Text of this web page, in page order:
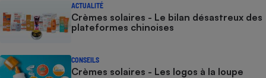
ACTUALITÉ
Crèmes solaires - Le bilan désastreux des
plateformes chinoises
CONSEILS
Crèmes solaires - Les logos à la loupe